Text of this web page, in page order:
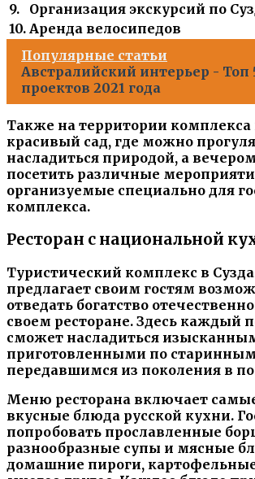
9.
Организация экскурсий по
10. Аренда велосипедов
Популярные статьи
Австралийский интерьер - Топ
проектов 2021 года
Также на территории комплекса
красивый сад, где можно
насладиться природой, а
посетить различные
организуемые специально для
комплекса.
Ресторан с национальной
Туристический комплекс в
предлагает своим гостям
отведать богатство
своем ресторане. Здесь каждый
сможет насладиться
приготовленными по
передавшимся из поколения в
Меню ресторана включает
вкусные блюда русской кухни.
попробовать прославленные
разнообразные супы и мясные
домашние пироги,